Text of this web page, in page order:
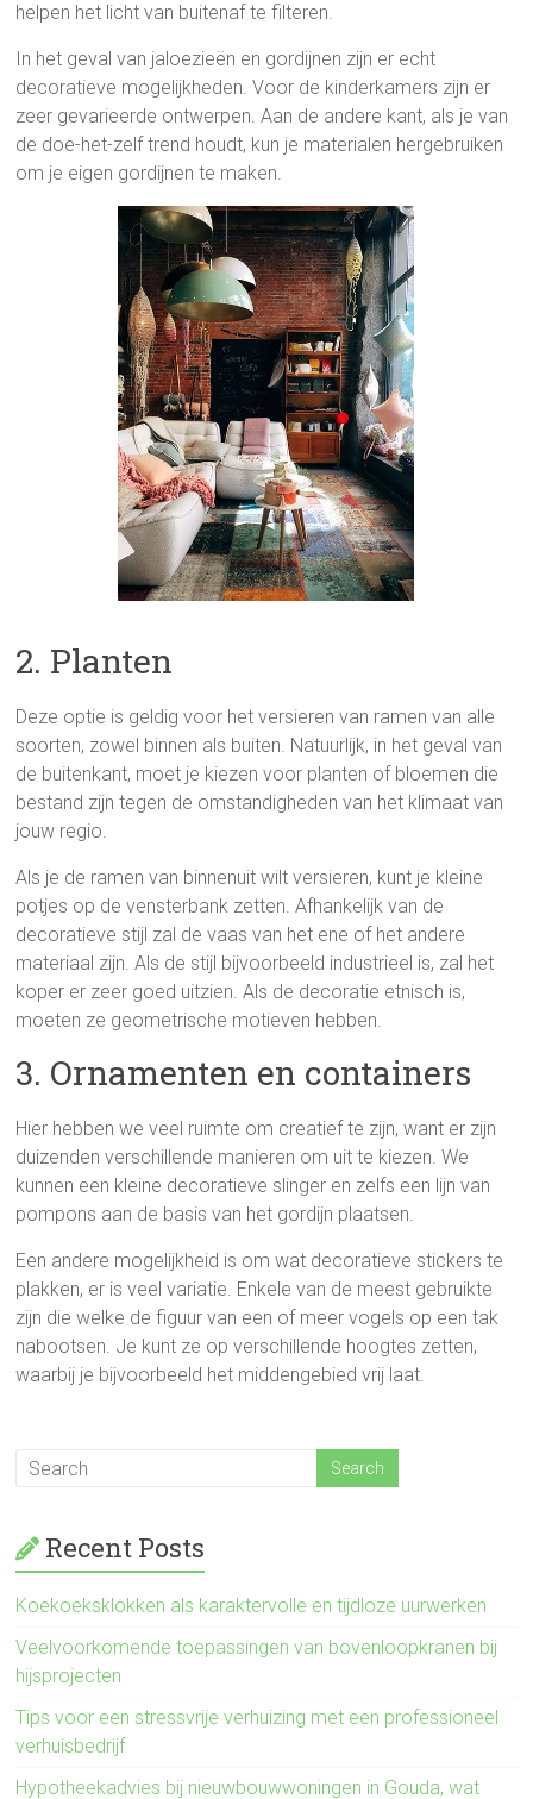
helpen het licht van buitenaf te filteren.
In het geval van jaloezieën en gordijnen zijn er echt
decoratieve mogelijkheden. Voor de kinderkamers zijn er
zeer gevarieerde ontwerpen. Aan de andere kant, als je van
de doe-het-zelf trend houdt, kun je materialen hergebruiken
om je eigen gordijnen te maken.
2. Planten
Deze optie is geldig voor het versieren van ramen van alle
soorten, zowel binnen als buiten. Natuurlijk, in het geval van
de buitenkant, moet je kiezen voor planten of bloemen die
bestand zijn tegen de omstandigheden van het klimaat van
jouw regio.
Als je de ramen van binnenuit wilt versieren, kunt je kleine
potjes op de vensterbank zetten. Afhankelijk van de
decoratieve stijl zal de vaas van het ene of het andere
materiaal zijn. Als de stijl bijvoorbeeld industrieel is, zal het
koper er zeer goed uitzien. Als de decoratie etnisch is,
moeten ze geometrische motieven hebben.
3. Ornamenten en containers
Hier hebben we veel ruimte om creatief te zijn, want er zijn
duizenden verschillende manieren om uit te kiezen. We
kunnen een kleine decoratieve slinger en zelfs een lijn van
pompons aan de basis van het gordijn plaatsen.
Een andere mogelijkheid is om wat decoratieve stickers te
plakken, er is veel variatie. Enkele van de meest gebruikte
zijn die welke de figuur van een of meer vogels op een tak
nabootsen. Je kunt ze op verschillende hoogtes zetten,
waarbij je bijvoorbeeld het middengebied vrij laat.
Recent Posts
Koekoeksklokken als karaktervolle en tijdloze uurwerken
Veelvoorkomende toepassingen van bovenloopkranen bij
hijsprojecten
Tips voor een stressvrije verhuizing met een professioneel
verhuisbedrijf
Hypotheekadvies bij nieuwbouwwoningen in Gouda, wat